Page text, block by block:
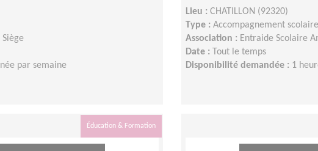
par semaine
Lieu : CHATILLON (92320)
Type : Accompagnement scolaire
Association : Entraide Scolaire
Date :
Tout le temps
Disponibilité demandée : 1
Éducation & Formation